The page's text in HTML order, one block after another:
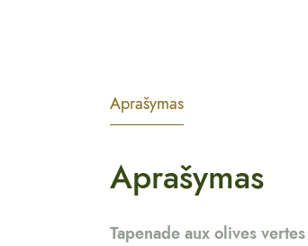
Aprašymas
Aprašymas
Tapenade aux olives